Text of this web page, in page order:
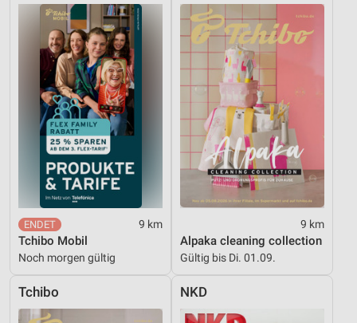
9 km
Tchibo Mobil
Noch morgen gültig
9 km
Alpaka cleaning collection
Gültig bis Di. 01.09.
Tchibo NKD